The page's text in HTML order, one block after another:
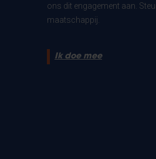
ons dit engagement aan.
maatschappij.
Ik doe mee